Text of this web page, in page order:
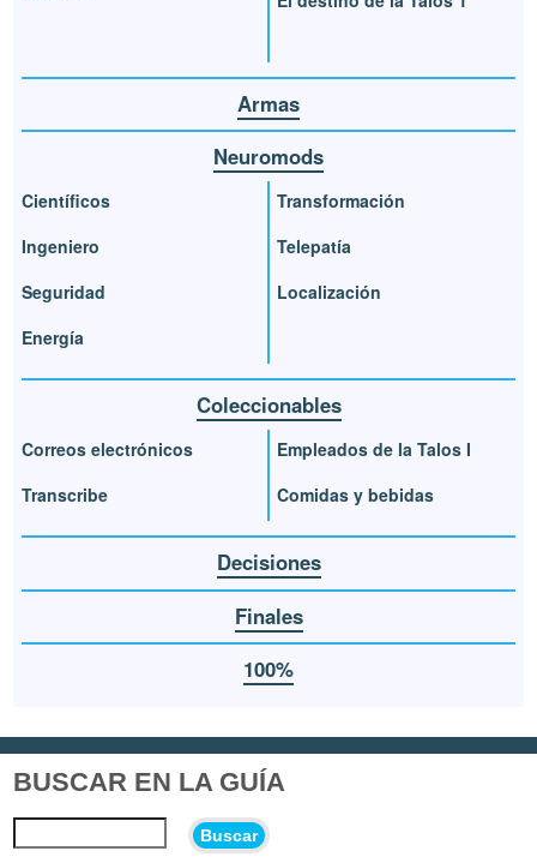
Armas
Neuromods
Científicos
Ingeniero
Seguridad
Energía
Transformación
Telepatía
Localización
Coleccionables
Correos electrónicos
Transcribe
Empleados de la Talos I
Comidas y bebidas
Decisiones
Finales
100%
BUSCAR EN LA GUÍA
Buscar